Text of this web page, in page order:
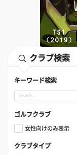
クラブ検索
キーワード検索
ゴルフクラブ
女性向けのみ表示
クラブタイプ